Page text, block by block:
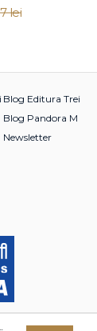
lei
Blog Editura Trei
Blog Pandora M
Newsletter